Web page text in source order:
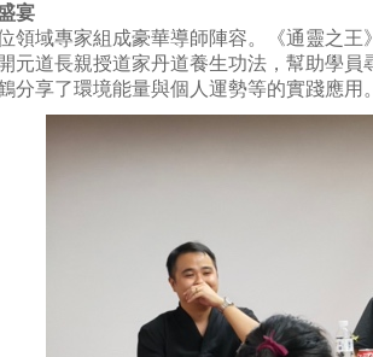
宴
領域專家組成豪華導師陣容。《通靈之
元道長親授道家丹道養生功法，幫助學
分享了環境能量與個人運勢等的實踐應用